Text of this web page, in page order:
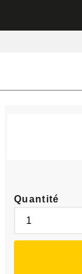
Quantité